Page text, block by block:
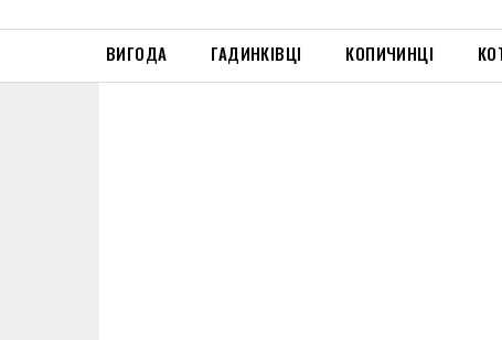
ВИГОДА ГАДИНКІВЦІ КОПИЧИНЦІ